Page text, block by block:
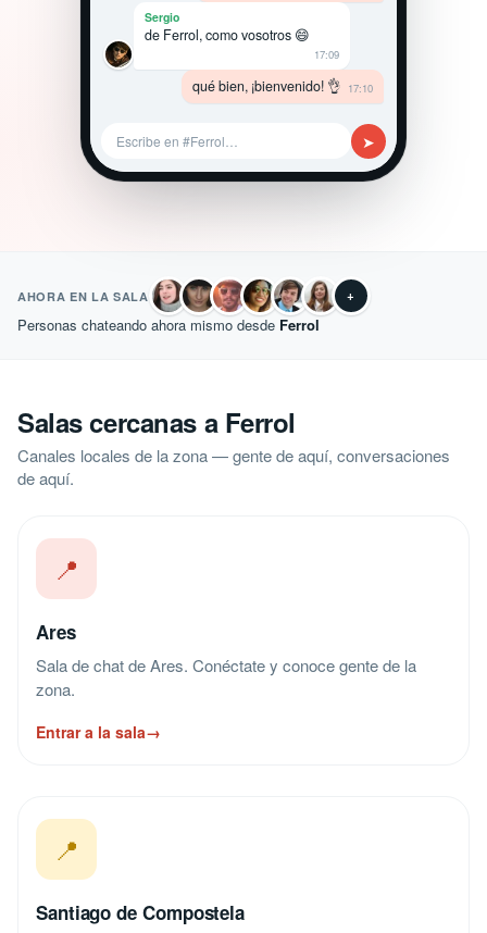
Sergio
de Ferrol, como vosotros 😄
17:09
qué bien, ¡bienvenido! 👌 17:10
Escribe en #Ferrol… ➤
AHORA EN LA SALA +
Personas chateando ahora mismo desde Ferrol
Salas cercanas a Ferrol
Canales locales de la zona — gente de aquí, conversaciones
de aquí.
📍
Ares
Sala de chat de Ares. Conéctate y conoce gente de la
zona.
Entrar a la sala→
📍
Santiago de Compostela